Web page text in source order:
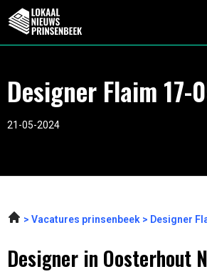
Designer Flaim 17-
21-05-2024
Vacatures prinsenbeek Designer
Designer in Oosterhout